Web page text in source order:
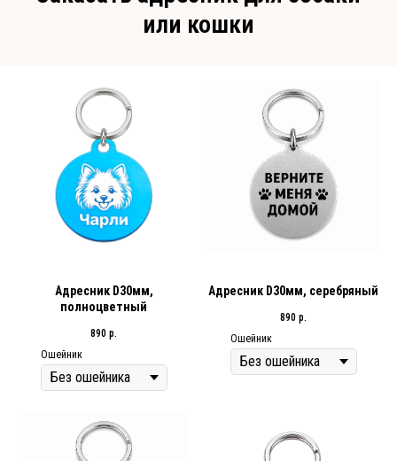
или кошки
Адресник D30мм,
полноцветный
890 р.
Ошейник
Адресник D30мм, серебряный
890 р.
Ошейник